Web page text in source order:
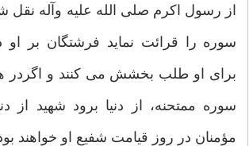
از رسول اکرم صلی الله علیه وآله
سوره را قرائت نماید فرشتگان بر او
برای او طلب بخشش می کنند و اگردر
سوره ممتحنه، از دنیا برود شهید از
مؤمنان در روز قیامت شفیع او خواهند